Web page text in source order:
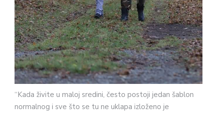
“Kada živite u maloj sredini, često postoji jedan šablon
normalnog i sve što se tu ne uklapa izloženo je